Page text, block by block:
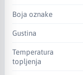
Boja oznake
Gustina
Temperatura
topljenja